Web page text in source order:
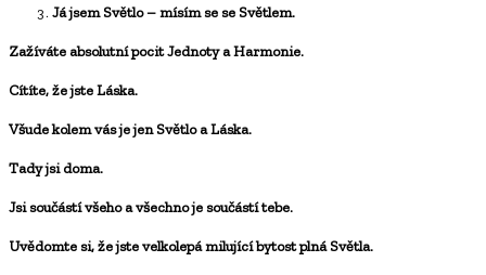
Já jsem Světlo – mísím se se Světlem.
Zažíváte absolutní pocit Jednoty a Harmonie.
Cítíte, že jste Láska.
Všude kolem vás je jen Světlo a Láska.
Tady jsi doma.
Jsi součástí všeho a všechno je součástí tebe.
Uvědomte si, že jste velkolepá milující bytost plná Světla.